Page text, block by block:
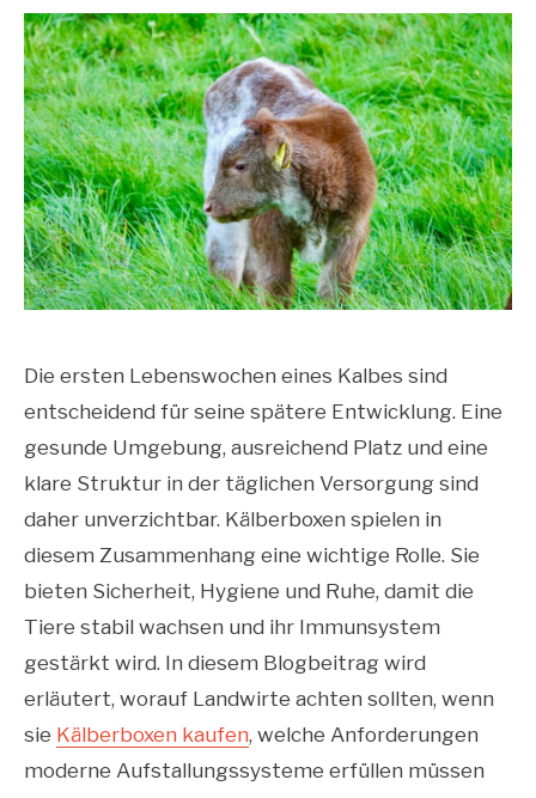
Die ersten Lebenswochen eines Kalbes sind
entscheidend für seine spätere Entwicklung. Eine
gesunde Umgebung, ausreichend Platz und eine
klare Struktur in der täglichen Versorgung sind
daher unverzichtbar. Kälberboxen spielen in
diesem Zusammenhang eine wichtige Rolle. Sie
bieten Sicherheit, Hygiene und Ruhe, damit die
Tiere stabil wachsen und ihr Immunsystem
gestärkt wird. In diesem Blogbeitrag wird
erläutert, worauf Landwirte achten sollten, wenn
sie Kälberboxen kaufen, welche Anforderungen
moderne Aufstallungssysteme erfüllen müssen